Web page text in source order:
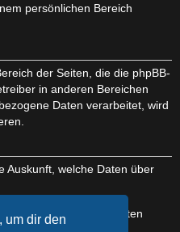
um dir den
persönlichen Bereich
der Seiten, die die phpBB-
in anderen Bereichen
Daten verarbeitet, wird
Auskunft, welche Daten über
Sperrung deiner Daten
Betreiber.